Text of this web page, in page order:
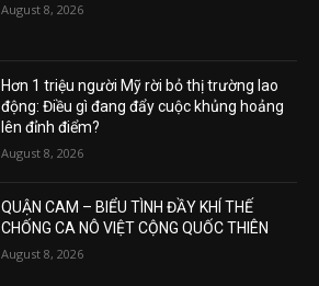
August 8, 2026
Hơn 1 triệu người Mỹ rời bỏ thị trường lao
động: Điều gì đang đẩy cuộc khủng hoảng
lên đỉnh điểm?
August 8, 2026
QUẬN CAM – BIỂU TÌNH ĐẦY KHÍ THẾ
CHỐNG CA NÔ VIỆT CỘNG QUỐC THIÊN
August 8, 2026